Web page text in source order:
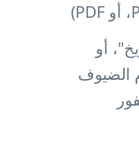
أو
الضيوف